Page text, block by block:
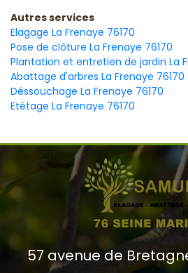
Autres services
Elagage La Frenaye 76170
Pose de clôture La Frenaye 76170
Plantation et entretien de jardin La
Abattage d'arbres La Frenaye 76170
Déssouchage La Frenaye 76170
Etêtage La Frenaye 76170
57 avenue de